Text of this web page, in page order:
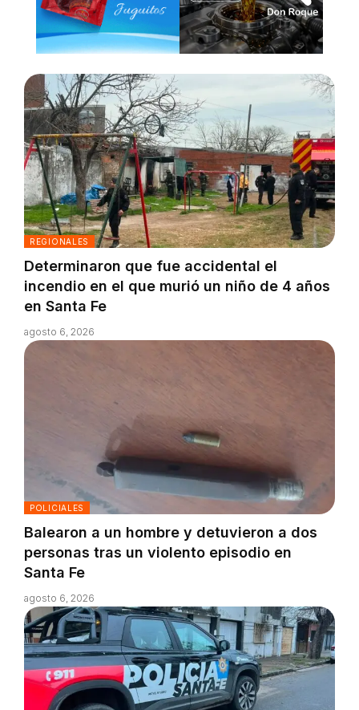
REGIONALES
Determinaron que fue accidental el
incendio en el que murió un niño de 4 años
en Santa Fe
agosto 6, 2026
POLICIALES
Balearon a un hombre y detuvieron a dos
personas tras un violento episodio en
Santa Fe
agosto 6, 2026